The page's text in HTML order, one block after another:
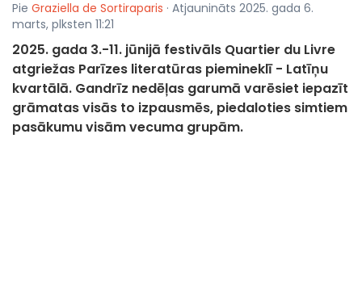
Pie Graziella de Sortiraparis · Atjaunināts 2025. gada 6.
marts, plksten 11:21
2025. gada 3.-11. jūnijā festivāls Quartier du Livre
atgriežas Parīzes literatūras piemineklī - Latīņu
kvartālā. Gandrīz nedēļas garumā varēsiet iepazīt
grāmatas visās to izpausmēs, piedaloties simtiem
pasākumu visām vecuma grupām.